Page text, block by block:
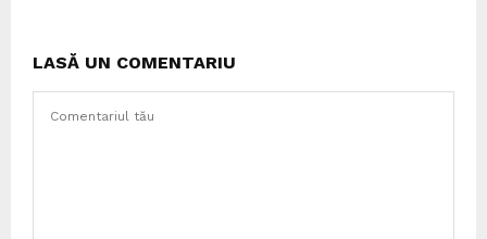
LASĂ UN COMENTARIU